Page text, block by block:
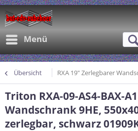
Menü
Übersicht RXA 19" Zerlegbarer
Triton RXA-09-AS4-BAX-
Wandschrank 9HE,
zerlegbar, schwarz